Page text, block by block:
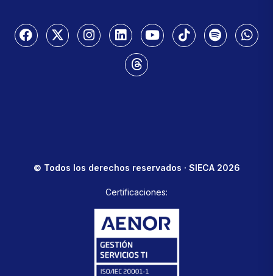
© Todos los derechos reservados · SIECA 2026
Certificaciones: